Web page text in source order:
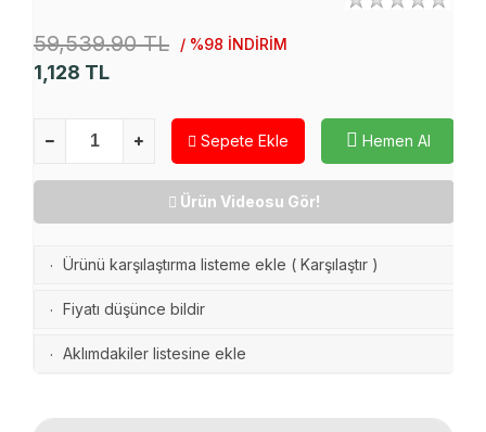
59,539.90 TL / %98 İNDİRİM
1,128 TL
Sepete Ekle Hemen Al
Ürün Videosu Gör!
· Ürünü karşılaştırma listeme ekle ( Karşılaştır )
· Fiyatı düşünce bildir
· Aklımdakiler listesine ekle